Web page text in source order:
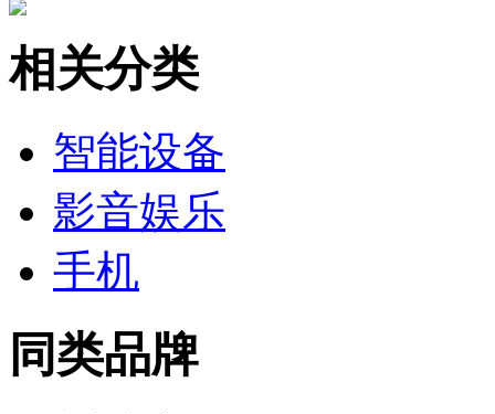
相关分类
智能设备
影音娱乐
手机
同类品牌